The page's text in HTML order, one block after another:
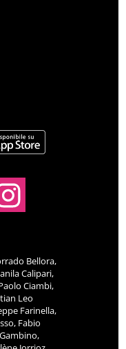
Bellora,
Calipari,
Ciambi,
Leo
Farinella,
Fabio